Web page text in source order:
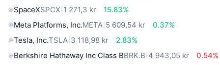
SpaceXSPCX 1 271,3 kr
15.83%
Meta Platforms, Inc.META 5 609,54 kr
0.37%
Tesla, Inc.TSLA 3 118,98 kr
2.83%
Berkshire Hathaway Inc Class BBRK.B 4 943,05 kr
0.54%